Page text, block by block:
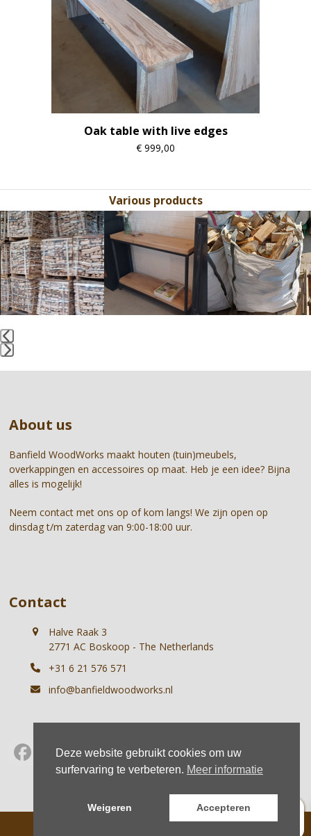
Oak table with live edges
€ 999,00
Various products
Use
the
left
right
arrow
keys
first
slide
About us
Banfield WoodWorks maakt houten (tuin)meubels,
overkappingen en accessoires op maat. Heb je een idee? Bijna
alles is mogelijk!
Neem contact met ons op of kom langs! We zijn open op
dinsdag t/m zaterdag van 9:00-18:00 uur.
Contact
Halve Raak 3
2771 AC Boskoop - The Netherlands
+31 6 21 576 571
info@banfieldwoodworks.nl
Facebook
Instagram
Whatsapp
© Banfield Woodworks |Terms|Privacy
Deze website gebruikt cookies om uw
surfervaring te verbeteren. Meer informatie
Weigeren Accepteren